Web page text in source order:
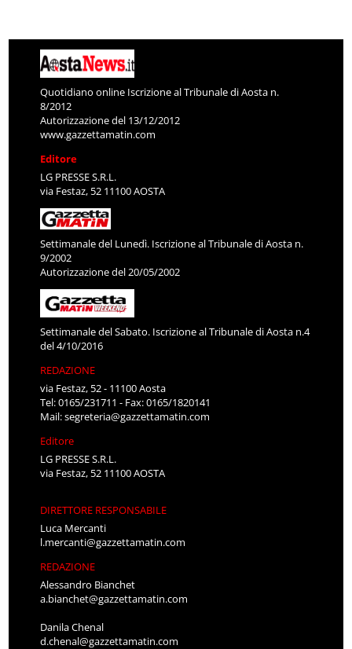
Quotidiano online Iscrizione al Tribunale di Aosta n.
8/2012
Autorizzazione del 13/12/2012
www.gazzettamatin.com
Editore
LG PRESSE S.R.L.
via Festaz, 52 11100 AOSTA
Settimanale del Lunedì. Iscrizione al Tribunale di Aosta n.
9/2002
Autorizzazione del 20/05/2002
Settimanale del Sabato. Iscrizione al Tribunale di Aosta n.4
del 4/10/2016
REDAZIONE
via Festaz, 52 - 11100 Aosta
Tel: 0165/231711 - Fax: 0165/1820141
Mail:segreteria@gazzettamatin.com
Editore
LG PRESSE S.R.L.
via Festaz, 52 11100 AOSTA
DIRETTORE RESPONSABILE
Luca Mercanti
l.mercanti@gazzettamatin.com
REDAZIONE
Alessandro Bianchet
a.bianchet@gazzettamatin.com
Danila Chenal
d.chenal@gazzettamatin.com